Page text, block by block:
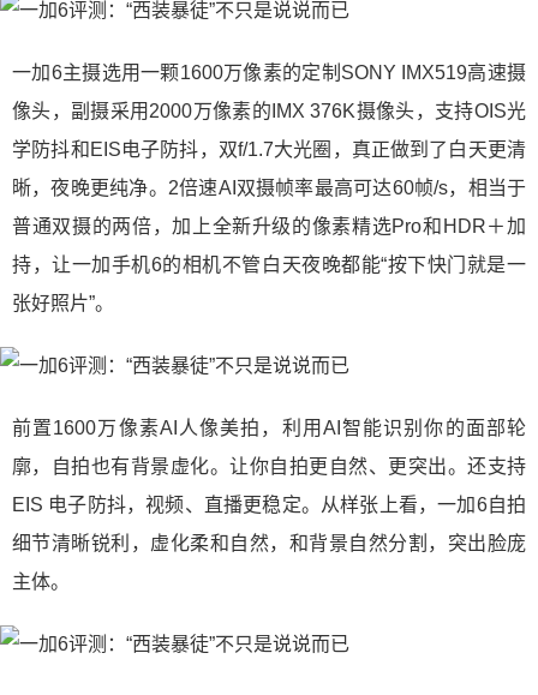
一加6主摄选用一颗1600万像素的定制SONY IMX519高速摄
像头，副摄采用2000万像素的IMX 376K摄像头，支持OIS光
学防抖和EIS电子防抖，双f/1.7大光圈，真正做到了白天更清
晰，夜晚更纯净。2倍速AI双摄帧率最高可达60帧/s，相当于
普通双摄的两倍，加上全新升级的像素精选Pro和HDR＋加
持，让一加手机6的相机不管白天夜晚都能“按下快门就是一
张好照片”。
前置1600万像素AI人像美拍，利用AI智能识别你的面部轮
廓，自拍也有背景虚化。让你自拍更自然、更突出。还支持
EIS 电子防抖，视频、直播更稳定。从样张上看，一加6自拍
细节清晰锐利，虚化柔和自然，和背景自然分割，突出脸庞
主体。